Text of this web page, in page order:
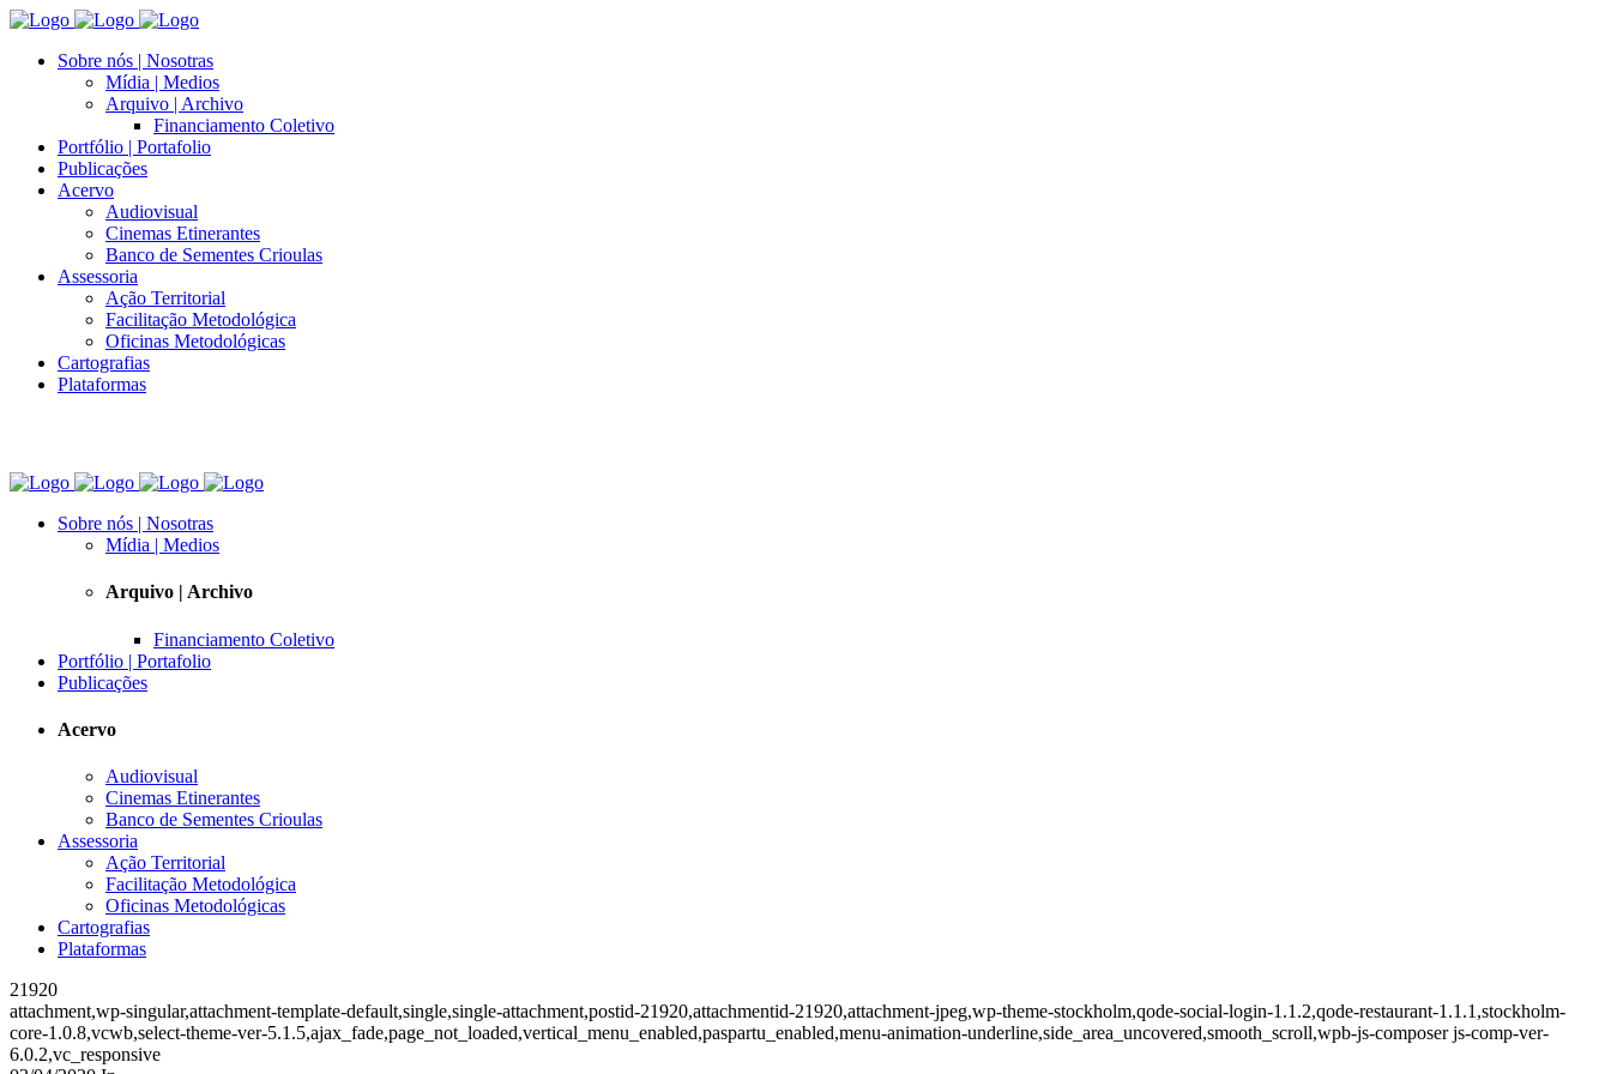
Sobre nós | Nosotras
Mídia | Medios
Arquivo | Archivo
Financiamento Coletivo
Portfólio | Portafolio
Publicações
Acervo
Audiovisual
Cinemas Etinerantes
Banco de Sementes Crioulas
Assessoria
Ação Territorial
Facilitação Metodológica
Oficinas Metodológicas
Cartografias
Plataformas
Sobre nós | Nosotras
Mídia | Medios
Arquivo | Archivo
Financiamento Coletivo
Portfólio | Portafolio
Publicações
Acervo
Audiovisual
Cinemas Etinerantes
Banco de Sementes Crioulas
Assessoria
Ação Territorial
Facilitação Metodológica
Oficinas Metodológicas
Cartografias
Plataformas
21920
attachment,wp-singular,attachment-template-default,single,single-attachment,postid-21920,attachmentid-21920,attachment-jpeg,wp-theme-stockholm,qode-social-login-1.1.2,qode-restaurant-1.1.1,stockholm-
core-1.0.8,vcwb,select-theme-ver-5.1.5,ajax_fade,page_not_loaded,vertical_menu_enabled,paspartu_enabled,menu-animation-underline,side_area_uncovered,smooth_scroll,wpb-js-composer js-comp-ver-
6.0.2,vc_responsive